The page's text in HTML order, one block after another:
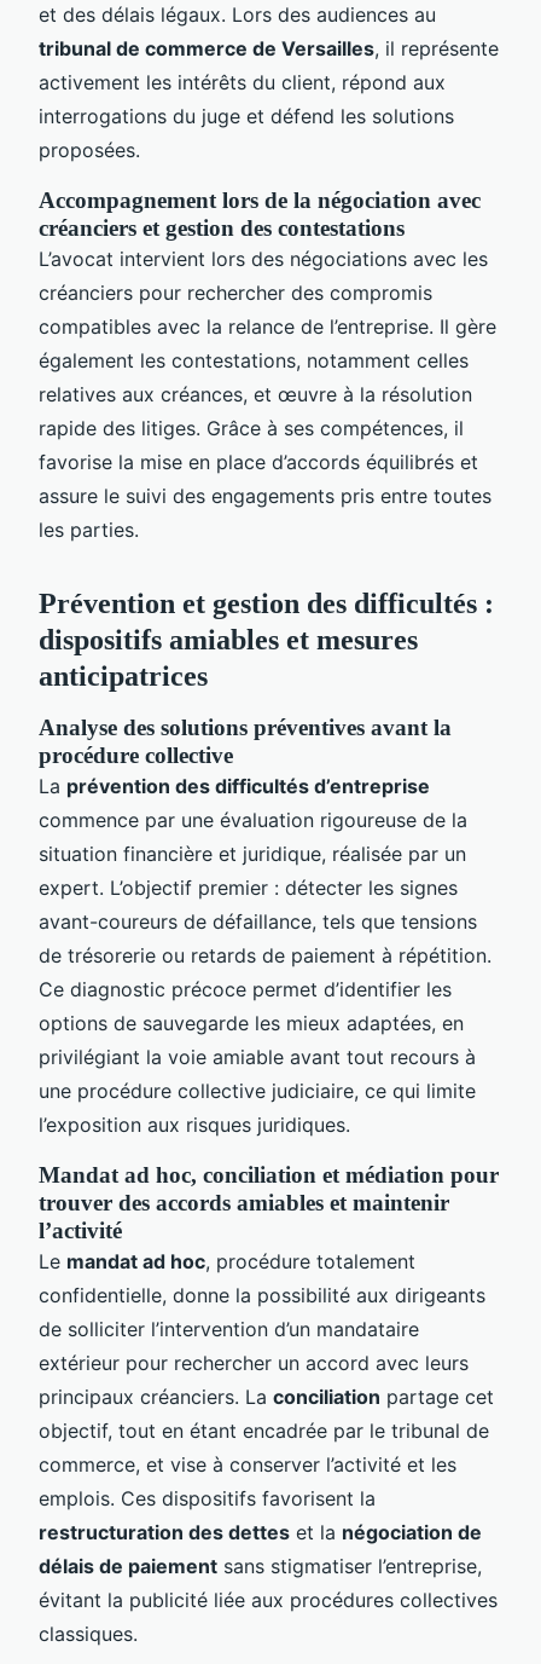
et des délais légaux. Lors des audiences au
tribunal de commerce de Versailles, il représente
activement les intérêts du client, répond aux
interrogations du juge et défend les solutions
proposées.
Accompagnement lors de la négociation avec
créanciers et gestion des contestations
L’avocat intervient lors des négociations avec les
créanciers pour rechercher des compromis
compatibles avec la relance de l’entreprise. Il gère
également les contestations, notamment celles
relatives aux créances, et œuvre à la résolution
rapide des litiges. Grâce à ses compétences, il
favorise la mise en place d’accords équilibrés et
assure le suivi des engagements pris entre toutes
les parties.
Prévention et gestion des difficultés :
dispositifs amiables et mesures
anticipatrices
Analyse des solutions préventives avant la
procédure collective
La prévention des difficultés d’entreprise
commence par une évaluation rigoureuse de la
situation financière et juridique, réalisée par un
expert. L’objectif premier : détecter les signes
avant-coureurs de défaillance, tels que tensions
de trésorerie ou retards de paiement à répétition.
Ce diagnostic précoce permet d’identifier les
options de sauvegarde les mieux adaptées, en
privilégiant la voie amiable avant tout recours à
une procédure collective judiciaire, ce qui limite
l’exposition aux risques juridiques.
Mandat ad hoc, conciliation et médiation pour
trouver des accords amiables et maintenir
l’activité
Le mandat ad hoc, procédure totalement
confidentielle, donne la possibilité aux dirigeants
de solliciter l’intervention d’un mandataire
extérieur pour rechercher un accord avec leurs
principaux créanciers. La conciliation partage cet
objectif, tout en étant encadrée par le tribunal de
commerce, et vise à conserver l’activité et les
emplois. Ces dispositifs favorisent la
restructuration des dettes et la négociation de
délais de paiement sans stigmatiser l’entreprise,
évitant la publicité liée aux procédures collectives
classiques.